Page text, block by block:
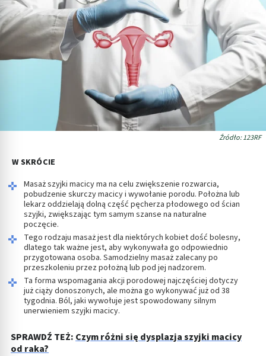
Źródło: 123RF
W SKRÓCIE
Masaż szyjki macicy ma na celu zwiększenie rozwarcia,
pobudzenie skurczy macicy i wywołanie porodu. Położna lub
lekarz oddzielają dolną część pęcherza płodowego od ścian
szyjki, zwiększając tym samym szanse na naturalne
poczęcie.
Tego rodzaju masaż jest dla niektórych kobiet dość bolesny,
dlatego tak ważne jest, aby wykonywała go odpowiednio
przygotowana osoba. Samodzielny masaż zalecany po
przeszkoleniu przez położną lub pod jej nadzorem.
Ta forma wspomagania akcji porodowej najczęściej dotyczy
już ciąży donoszonych, ale można go wykonywać już od 38
tygodnia. Ból, jaki wywołuje jest spowodowany silnym
unerwieniem szyjki macicy.
SPRAWDŹ TEŻ: Czym różni się dysplazja szyjki macicy
od raka?